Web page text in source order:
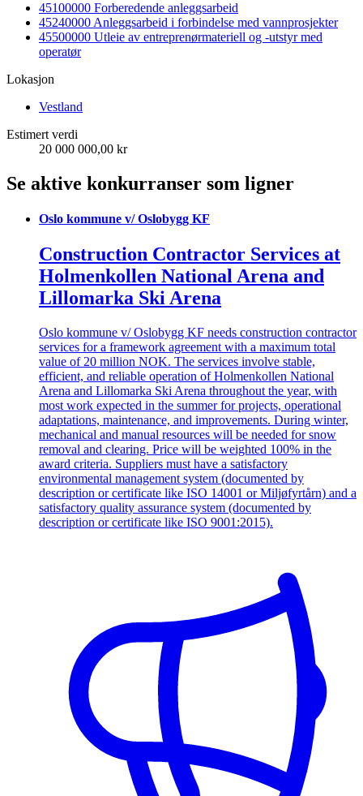
45100000 Forberedende anleggsarbeid
45240000 Anleggsarbeid i forbindelse med vannprosjekter
45500000 Utleie av entreprenørmateriell og -utstyr med
operatør
Lokasjon
Vestland
Estimert verdi
20 000 000,00 kr
Se aktive konkurranser som ligner
Oslo kommune v/ Oslobygg KF
Construction Contractor Services at
Holmenkollen National Arena and
Lillomarka Ski Arena
Oslo kommune v/ Oslobygg KF needs construction contractor
services for a framework agreement with a maximum total
value of 20 million NOK. The services involve stable,
efficient, and reliable operation of Holmenkollen National
Arena and Lillomarka Ski Arena throughout the year, with
most work expected in the summer for projects, operational
adaptations, maintenance, and improvements. During winter,
mechanical and manual resources will be needed for snow
removal and clearing. Price will be weighted 100% in the
award criteria. Suppliers must have a satisfactory
environmental management system (documented by
description or certificate like ISO 14001 or Miljøfyrtårn) and a
satisfactory quality assurance system (documented by
description or certificate like ISO 9001:2015).